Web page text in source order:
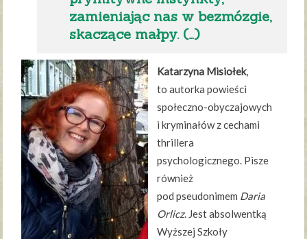
zamieniając nas w bezmózgie,
skaczące małpy. (…)
Katarzyna Misiołek,
to autorka powieści
społeczno-obyczajowych
i kryminałów z cechami
thrillera
psychologicznego. Pisze
również
pod pseudonimem Daria
Orlicz. Jest absolwentką
Wyższej Szkoły